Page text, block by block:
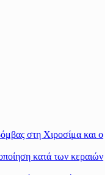
στη Χιροσίμα και ο
κατά των κεραιών